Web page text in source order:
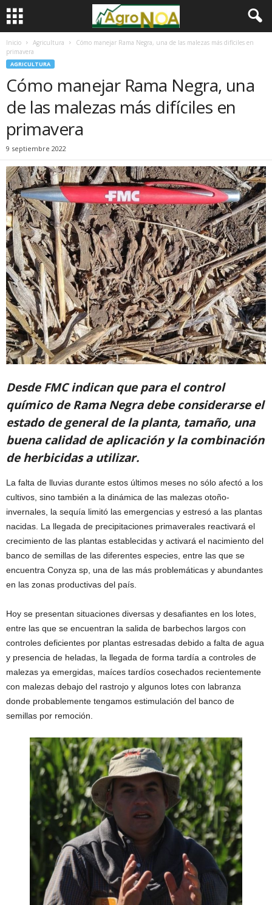
Inicio Agricultura
Cómo manejar Rama Negra, una de las malezas más difíciles en
primavera
AGRICULTURA
Cómo manejar Rama Negra, una
de las malezas más difíciles en
primavera
9 septiembre 2022
Desde FMC indican que para el control
químico de Rama Negra debe considerarse el
estado de general de la planta, tamaño, una
buena calidad de aplicación y la combinación
de herbicidas a utilizar.
La falta de lluvias durante estos últimos meses no sólo afectó a los
cultivos, sino también a la dinámica de las malezas otoño-
invernales, la sequía limitó las emergencias y estresó a las plantas
nacidas. La llegada de precipitaciones primaverales reactivará el
crecimiento de las plantas establecidas y activará el nacimiento del
banco de semillas de las diferentes especies, entre las que se
encuentra Conyza sp, una de las más problemáticas y abundantes
en las zonas productivas del país.
Hoy se presentan situaciones diversas y desafiantes en los lotes,
entre las que se encuentran la salida de barbechos largos con
controles deficientes por plantas estresadas debido a falta de agua
y presencia de heladas, la llegada de forma tardía a controles de
malezas ya emergidas, maíces tardíos cosechados recientemente
con malezas debajo del rastrojo y algunos lotes con labranza
donde probablemente tengamos estimulación del banco de
semillas por remoción.